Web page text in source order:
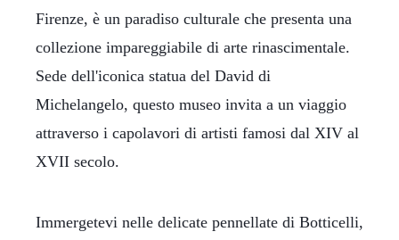
Firenze, è un paradiso culturale che presenta una
collezione impareggiabile di arte rinascimentale.
Sede dell'iconica statua del David di
Michelangelo, questo museo invita a un viaggio
attraverso i capolavori di artisti famosi dal XIV al
XVII secolo.
Immergetevi nelle delicate pennellate di Botticelli,